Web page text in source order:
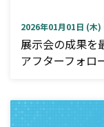
2026年01月01日 (木
展示会の成果を
アフターフォロ